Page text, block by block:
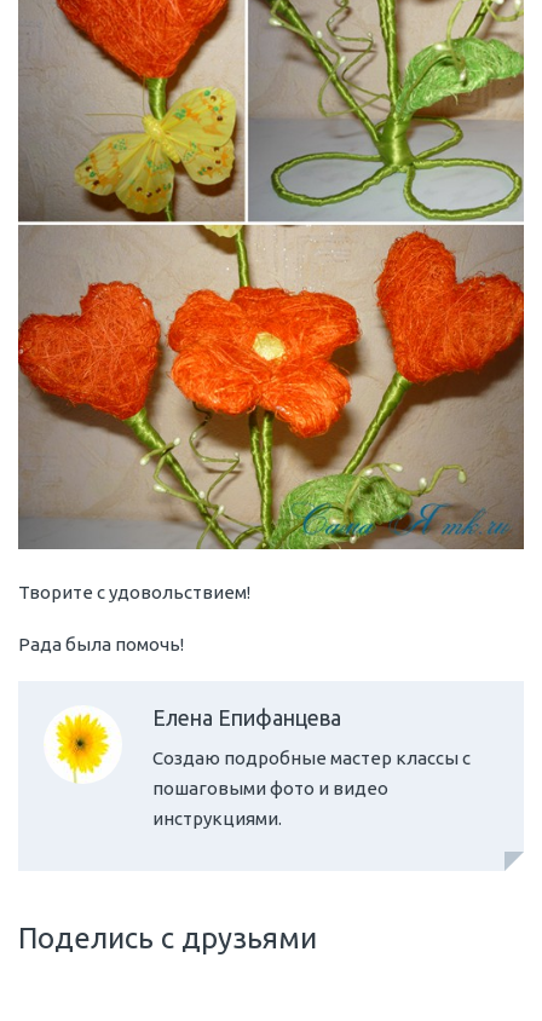
Творите с удовольствием!
Рада была помочь!
Елена Епифанцева
Создаю подробные мастер классы с
пошаговыми фото и видео
инструкциями.
Поделись с друзьями